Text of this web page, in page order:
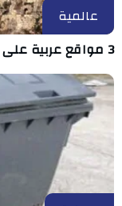
عالمية
3 مواقع عربية على قائمة التراث العالمي المهدد بالخطر